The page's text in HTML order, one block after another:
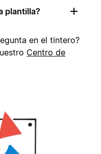
plantilla?
en el tintero?
Centro de